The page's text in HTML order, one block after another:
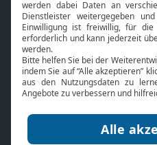
Bibel TV
Über uns
Jobs
Mediadaten